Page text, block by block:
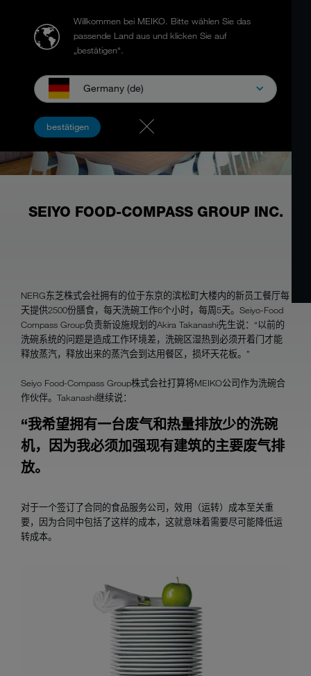
Willkommen bei MEIKO. Bitte wählen Sie das
passende Land aus und klicken Sie auf
„bestätigen“.
Germany (de)
bestätigen
SEIYO FOOD-COMPASS GROUP INC.
NERG东芝株式会社拥有的位于东京的滨松町大楼内的新员工餐厅每
天提供2500份膳食，每天洗碗工作6个小时，每周5天。Seiyo-Food
Compass Group负责新设施规划的Akira Takanashi先生说：“以前的
洗碗系统的问题是造成工作环境差，洗碗区湿热到必须开着门才能
释放蒸汽，释放出来的蒸汽会到达用餐区，损坏天花板。”
Seiyo Food-Compass Group株式会社打算将MEIKO公司作为洗碗合
作伙伴。Takanashi继续说：
“我希望拥有一台废气和热量排放少的洗碗
机，因为我必须加强现有建筑的主要废气排
放。
对于一个签订了合同的食品服务公司，效用（运转）成本至关重
要，因为合同中包括了这样的成本，这就意味着需要尽可能降低运
转成本。